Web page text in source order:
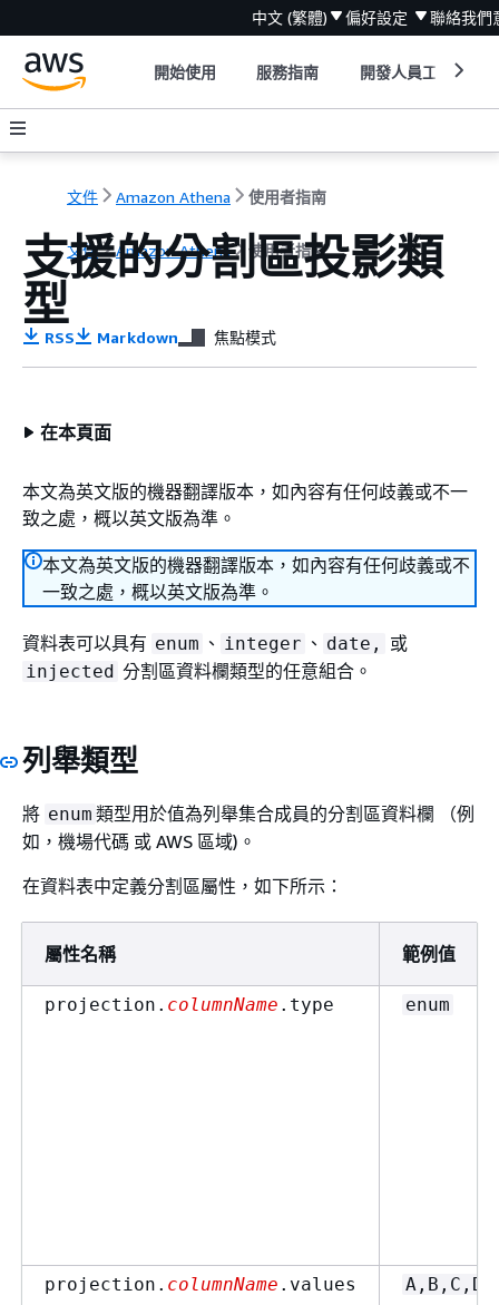
中文 (繁體) 偏好設定 聯絡我們
開始使用 服務指南 開發人員工具
文件 Amazon Athena 使用者指南
文件 Amazon Athena 使用者指南
支援的分割區投影類
型
RSS Markdown 焦點模式
在本頁面
本文為英文版的機器翻譯版本，如內容有任何歧義或不一
致之處，概以英文版為準。
本文為英文版的機器翻譯版本，如內容有任何歧義或不
一致之處，概以英文版為準。
資料表可以具有 enum 、 integer 、 date, 或
injected 分割區資料欄類型的任意組合。
列舉類型
將 enum 類型用於值為列舉集合成員的分割區資料欄 （例
如，機場代碼 或 AWS 區域)。
在資料表中定義分割區屬性，如下所示：
屬性名稱 範例值
projection. columnName .type enum
projection. columnName .values